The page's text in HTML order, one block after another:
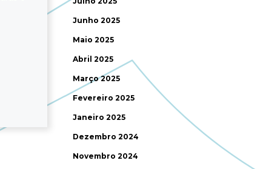
Junho 2025
Maio 2025
Abril 2025
Março 2025
Fevereiro 2025
Janeiro 2025
Dezembro 2024
Novembro 2024